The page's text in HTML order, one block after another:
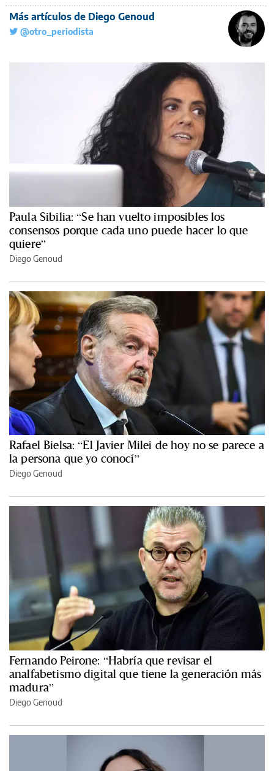
Más artículos de Diego Genoud
@otro_periodista
Paula Sibilia: “Se han vuelto imposibles los
consensos porque cada uno puede hacer lo que
quiere”
Diego Genoud
Rafael Bielsa: “El Javier Milei de hoy no se parece a
la persona que yo conocí”
Diego Genoud
Fernando Peirone: “Habría que revisar el
analfabetismo digital que tiene la generación más
madura”
Diego Genoud